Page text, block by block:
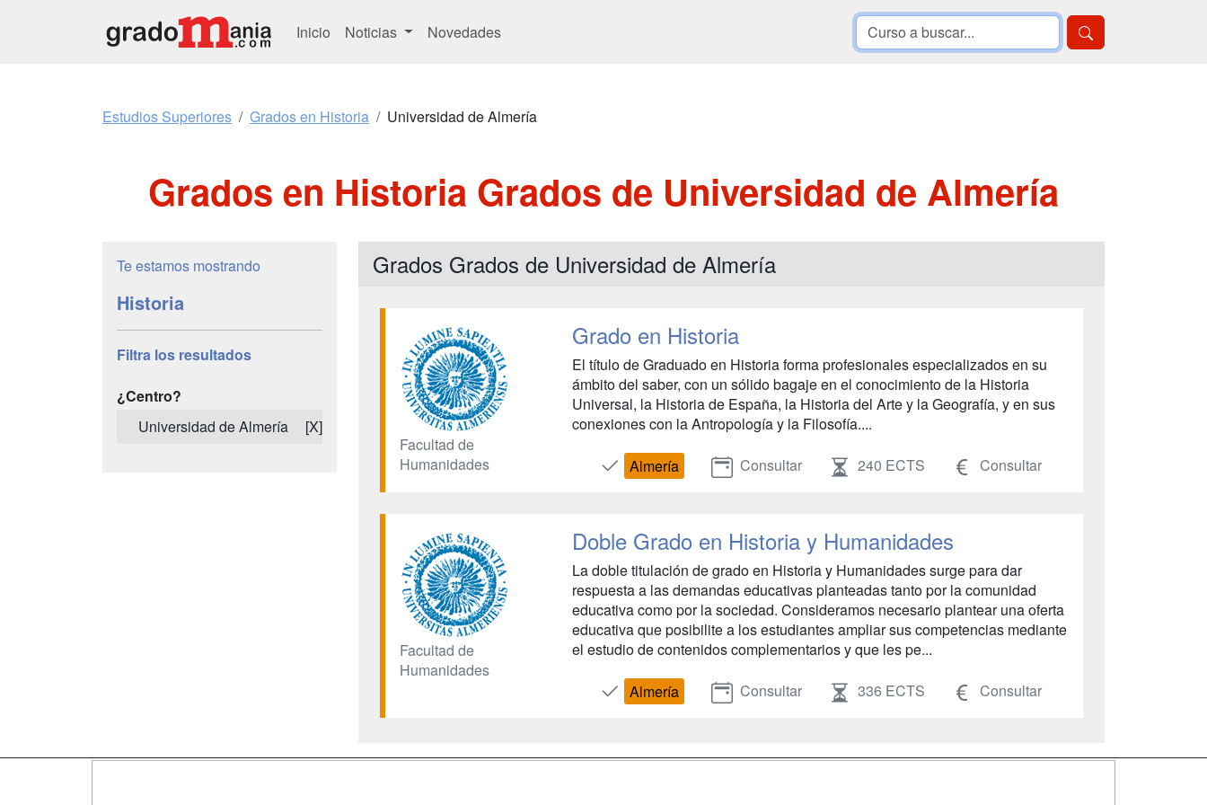
Inicio Noticias Novedades
Estudios Superiores Grados en Historia Universidad de Almería
Grados en Historia Grados de Universidad de Almería
Te estamos mostrando
Historia
Filtra los resultados
¿Centro?
Universidad de Almería
[X]
Grados Grados de Universidad de Almería
Facultad de
Humanidades
Grado en Historia
El título de Graduado en Historia forma profesionales especializados en su
ámbito del saber, con un sólido bagaje en el conocimiento de la Historia
Universal, la Historia de España, la Historia del Arte y la Geografía, y en sus
conexiones con la Antropología y la Filosofía....
Almería Consultar 240 ECTS Consultar
Facultad de
Humanidades
Doble Grado en Historia y Humanidades
La doble titulación de grado en Historia y Humanidades surge para dar
respuesta a las demandas educativas planteadas tanto por la comunidad
educativa como por la sociedad. Consideramos necesario plantear una oferta
educativa que posibilite a los estudiantes ampliar sus competencias mediante
el estudio de contenidos complementarios y que les pe...
Almería Consultar 336 ECTS Consultar